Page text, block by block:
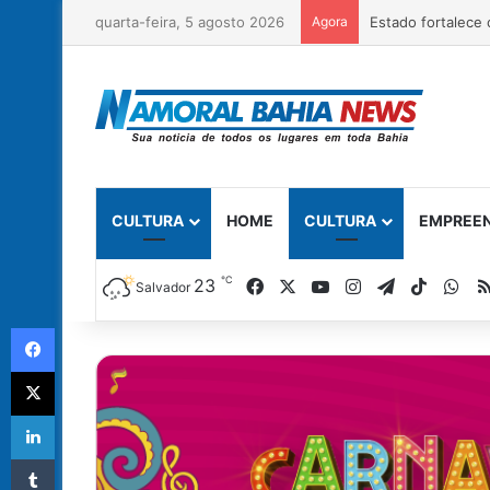
quarta-feira, 5 agosto 2026 Agora
CULTURA HOME CULTURA
Salvador 23 ℃ FacebookYouTubeInstagram
TelegramTikTok
Facebook
X
Linkedin
Tumblr